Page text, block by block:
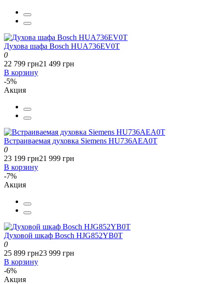
Духова шафа Bosch HUA736EV0T
0
22 799 грн21 499 грн
В корзину
-5%
Акция
Встраиваемая духовка Siemens HU736AEA0T
0
23 199 грн21 999 грн
В корзину
-7%
Акция
Духовой шкаф Bosch HJG852YB0T
0
25 899 грн23 999 грн
В корзину
-6%
Акция